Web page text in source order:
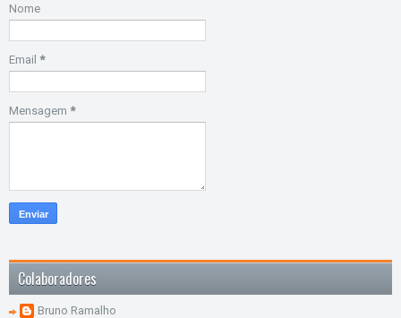
Nome
Email *
Mensagem *
Colaboradores
Bruno Ramalho